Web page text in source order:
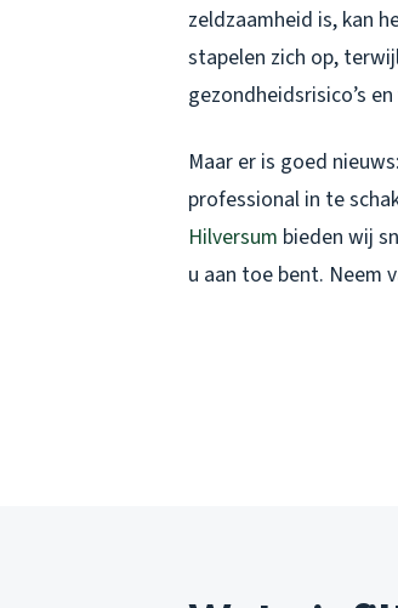
zeldzaamheid is, kan
stapelen zich op,
gezondheidsrisico’s
Maar er is goed
professional in te
Hilversum bieden wij
u aan toe bent. Neem